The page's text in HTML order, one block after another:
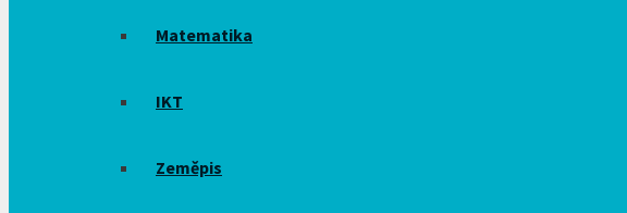
Matematika
IKT
Zeměpis